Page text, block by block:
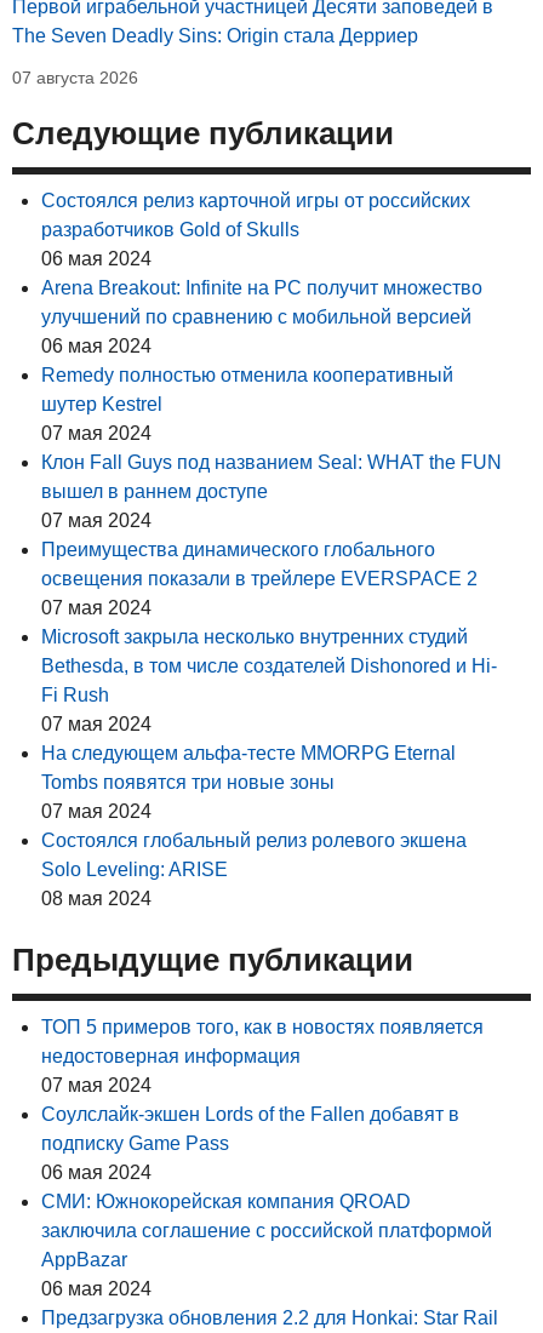
Первой играбельной участницей Десяти заповедей в
The Seven Deadly Sins: Origin стала Дерриер
07 августа 2026
Следующие публикации
Состоялся релиз карточной игры от российских
разработчиков Gold of Skulls
06 мая 2024
Arena Breakout: Infinite на PC получит множество
улучшений по сравнению с мобильной версией
06 мая 2024
Remedy полностью отменила кооперативный
шутер Kestrel
07 мая 2024
Клон Fall Guys под названием Seal: WHAT the FUN
вышел в раннем доступе
07 мая 2024
Преимущества динамического глобального
освещения показали в трейлере EVERSPACE 2
07 мая 2024
Microsoft закрыла несколько внутренних студий
Bethesda, в том числе создателей Dishonored и Hi-
Fi Rush
07 мая 2024
На следующем альфа-тесте MMORPG Eternal
Tombs появятся три новые зоны
07 мая 2024
Состоялся глобальный релиз ролевого экшена
Solo Leveling: ARISE
08 мая 2024
Предыдущие публикации
ТОП 5 примеров того, как в новостях появляется
недостоверная информация
07 мая 2024
Соулслайк-экшен Lords of the Fallen добавят в
подписку Game Pass
06 мая 2024
СМИ: Южнокорейская компания QROAD
заключила соглашение с российской платформой
AppBazar
06 мая 2024
Предзагрузка обновления 2.2 для Honkai: Star Rail